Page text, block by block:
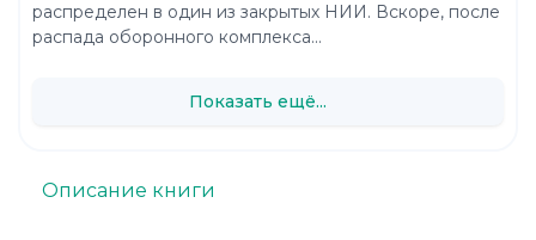
Описание книги
распределен в один из закрытых НИИ. Вскоре, после
распада оборонного комплекса...
Показать ещё...